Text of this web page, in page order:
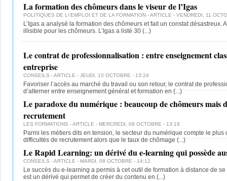
La formation des chômeurs dans le viseur de l’Igas
POLITIQUES DE L\'EMPLOI ET DE LA FORMATION - ARTICLE - VENDREDI, 11
L’Igas a analysé la formation des chômeurs et fait un constat désastreux.
illisible pour les chômeurs. L’Igas a listé 30 (...)
Le contrat de professionnalisation : entre enseignement
entreprise
CONSEILS - ARTICLE - JEUDI, 10 OCTOBRE - 13:24
Favoriser l’accès au marché du travail ou son retour, le contrat de
d’alterner entre enseignement général et formation en (...)
Le paradoxe du numérique : beaucoup de chômeurs mais
recrutement
LES FORMATIONS - ARTICLE - MERCREDI, 09 OCTOBRE - 13:18
Parmi les métiers dits en tension, le secteur du numérique compte le plus
difficultés de recrutement alors que le taux de chômage (...)
Le Rapid Learning: un dérivé du e-learning qui possède
CONSEILS - ARTICLE - MARDI, 08 OCTOBRE - 14:12
Le succès du e-learning a permis à cet outil de formation à distance de
est un dérivé qui permet de créer du contenu en (...)